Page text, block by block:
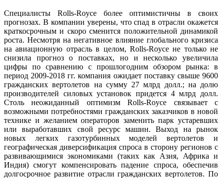
Специалисты Rolls-Royce более оптимистичны в своих
прогнозах. В компании уверены, что спад в отрасли окажется
краткосрочным и скоро сменится положительной динамикой
роста. Несмотря на негативное влияние глобального кризиса
на авиационную отрасль в целом, Rolls-Royce не только не
снизила прогноз о поставках, но и несколько увеличила
цифры по сравнению с прошлогодним обзором рынка: в
период 2009-2018 гг. компания ожидает поставку свыше 9600
гражданских вертолетов на сумму 27 млрд долл.; на долю
производителей силовых установок придется 4 млрд долл.
Столь неожиданный оптимизм Rolls-Royce связывает с
возможными потребностями гражданских заказчиков в новой
технике и желанием операторов заменить парк устаревших
или выработавших свой ресурс машин. Выход на рынок
новых легких газотурбинных моделей вертолетов и
географическая диверсификация спроса в сторону регионов с
развивающимися экономиками (таких как Азия, Африка и
Индия) смогут компенсировать падение спроса, обеспечив
долгосрочное развитие отрасли гражданских вертолетов. По